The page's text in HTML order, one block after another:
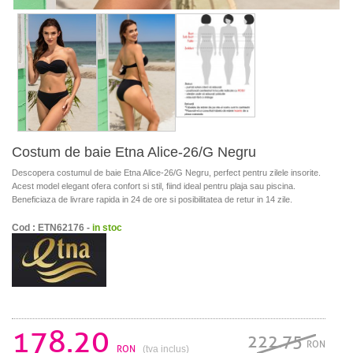
Costum de baie Etna Alice-26/G Negru
Descopera costumul de baie Etna Alice-26/G Negru, perfect pentru zilele insorite.
Acest model elegant ofera confort si stil, fiind ideal pentru plaja sau piscina.
Beneficiaza de livrare rapida in 24 de ore si posibilitatea de retur in 14 zile.
Cod : ETN62176 - in stoc
178.20 RON (tva inclus) 222.75RON